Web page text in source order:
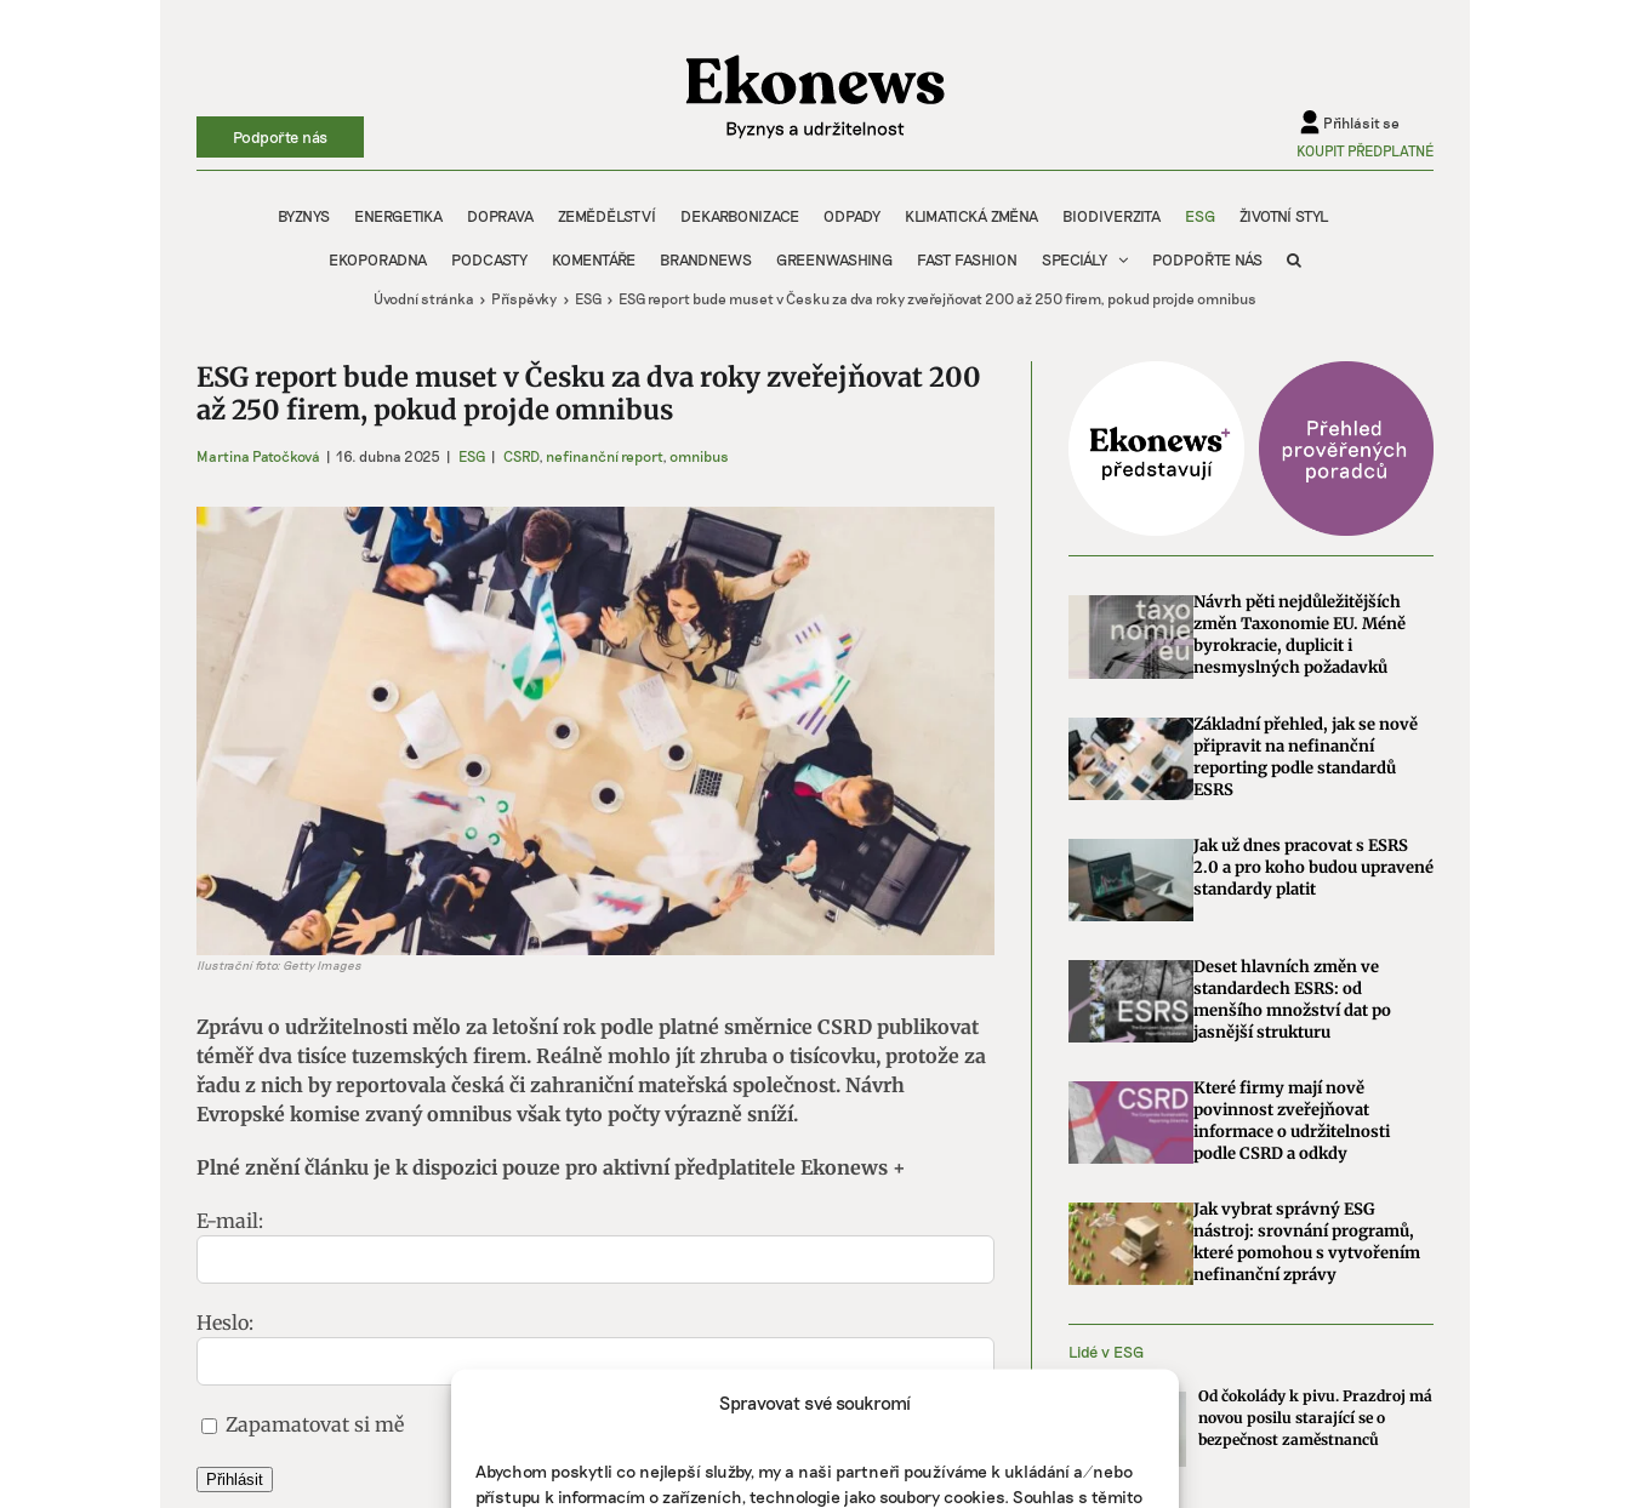
Spravovat své soukromí
Abychom poskytli co nejlepší služby, my a naši partneři používáme k ukládání a/nebo
přístupu k informacím o zařízeních, technologie jako soubory cookies. Souhlas s těmito
Podpořte nás
Přihlásit se
KOUPIT PŘEDPLATNÉ
BYZNYS ENERGETIKA DOPRAVA ZEMĚDĚLSTVÍ DEKARBONIZACE ODPADY KLIMATICKÁ ZMĚNA BIODIVERZITA ESG ŽIVOTNÍ STYL
EKOPORADNA PODCASTY KOMENTÁŘE BRANDNEWS GREENWASHING FAST FASHION SPECIÁLY PODPOŘTE NÁS
Úvodní stránka Příspěvky ESG ESG report bude muset v Česku za dva roky zveřejňovat 200 až 250 firem, pokud projde omnibus
ESG report bude muset v Česku za dva roky zveřejňovat 200
až 250 firem, pokud projde omnibus
Martina Patočková | 16. dubna 2025 | ESG | CSRD, nefinanční report, omnibus
Zobrazit
obrázek
Ilustrační foto: Getty Images
Zprávu o udržitelnosti mělo za letošní rok podle platné směrnice CSRD publikovat
téměř dva tisíce tuzemských firem. Reálně mohlo jít zhruba o tisícovku, protože za
řadu z nich by reportovala česká či zahraniční mateřská společnost. Návrh
Evropské komise zvaný omnibus však tyto počty výrazně sníží.
Plné znění článku je k dispozici pouze pro aktivní předplatitele Ekonews +
E-mail:
Heslo:
Zapamatovat si mě
Přihlásit
Návrh pěti nejdůležitějších
změn Taxonomie EU. Méně
byrokracie, duplicit i
nesmyslných požadavků
Základní přehled, jak se nově
připravit na nefinanční
reporting podle standardů
ESRS
Jak už dnes pracovat s ESRS
2.0 a pro koho budou upravené
standardy platit
Deset hlavních změn ve
standardech ESRS: od
menšího množství dat po
jasnější strukturu
Které firmy mají nově
povinnost zveřejňovat
informace o udržitelnosti
podle CSRD a odkdy
Jak vybrat správný ESG
nástroj: srovnání programů,
které pomohou s vytvořením
nefinanční zprávy
Lidé v ESG
Od čokolády k pivu. Prazdroj má
novou posilu starající se o
bezpečnost zaměstnanců